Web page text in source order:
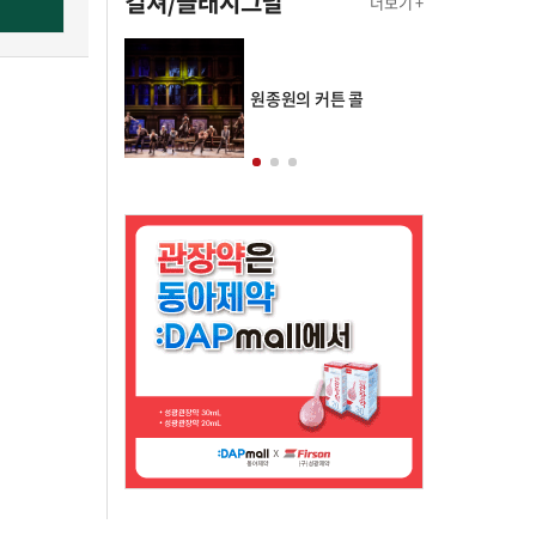
원종원의 커튼 콜